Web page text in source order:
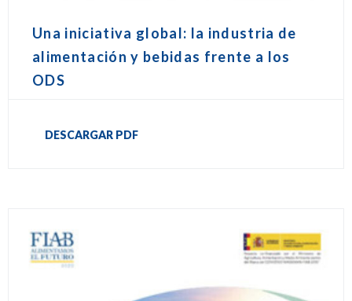
Una iniciativa global: la industria de
alimentación y bebidas frente a los
ODS
DESCARGAR PDF